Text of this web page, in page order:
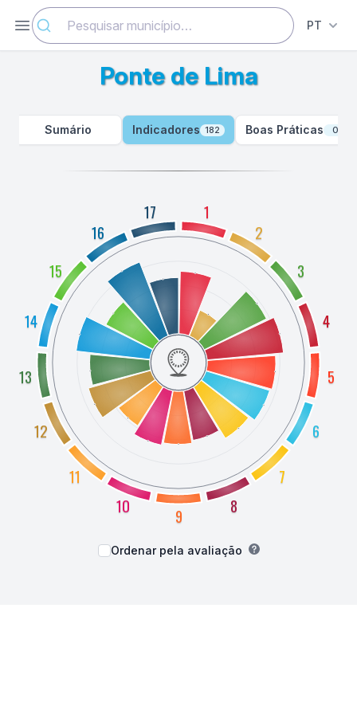
Abrir menu PT
Ponte de Lima
Sumário Indicadores 182 Boas Práticas 0
1
2
3
4
5
6
7
8
9
10
11
12
13
14
15
16
17
Ordenar pela avaliação
Ponte de Lima - Indicadores - ODSlocal